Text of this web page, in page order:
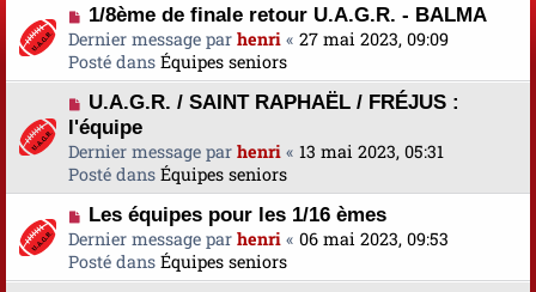
N
o
u
v
e
a
u
m
e
s
s
a
g
1/8ème de finale retour U.A.G.R. - BALMA
Dernier message par henri « 27 mai 2023, 09:09
Posté dans Équipes seniors
N
o
u
v
e
a
u
m
e
U.A.G.R. / SAINT RAPHAËL / FRÉJUS :
l'équipe
Dernier message par henri « 13 mai 2023, 05:31
Posté dans Équipes seniors
N
o
u
v
Les équipes pour les 1/16 èmes
Dernier message par henri « 06 mai 2023, 09:53
Posté dans Équipes seniors